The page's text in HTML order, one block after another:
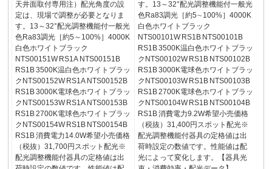
天井面取付専用注）配光角度の設
定は、現場で調整が必要となりま
す。13～32°配光調整機能付一般光
色Ra83調光［約5～100%］4000K
白色ホワイトブラック
NTS00151W RS1A NTS00151B
RS1B 3500K温白色ホワイトブラッ
クNTS00152W RS1A NTS00152B
RS1B 3000K電球色ホワイトブラッ
クNTS00153W RS1A NTS00153B
RS1B 2700K電球色ホワイトブラッ
クNTS00154W RS1B NTS00154B
RS1B 消費電力14.0W希望小売価格
（税抜）31,700円スポット配光※
配光調整機能付器具の定格値は出
す。13～32°配光調整機能付一般光
色Ra83調光［約5∼100%］4000K
白色ホワイトブラック
NTS00101W RS1B NTS00101B
RS1B 3500K温白色ホワイトブラッ
クNTS00102W RS1B NTS00102B
RS1B 3000K電球色ホワイトブラッ
クNTS00103W RS1B NTS00103B
RS1B 2700K電球色ホワイトブラッ
クNTS00104W RS1B NTS00104B
RS1B 消費電力9.2W希望小売価格
（税抜）31,400円スポット配光※
配光調整機能付器具の定格値は出
荷時設定の数値です。性能値は配
光によって変化します。【器具光